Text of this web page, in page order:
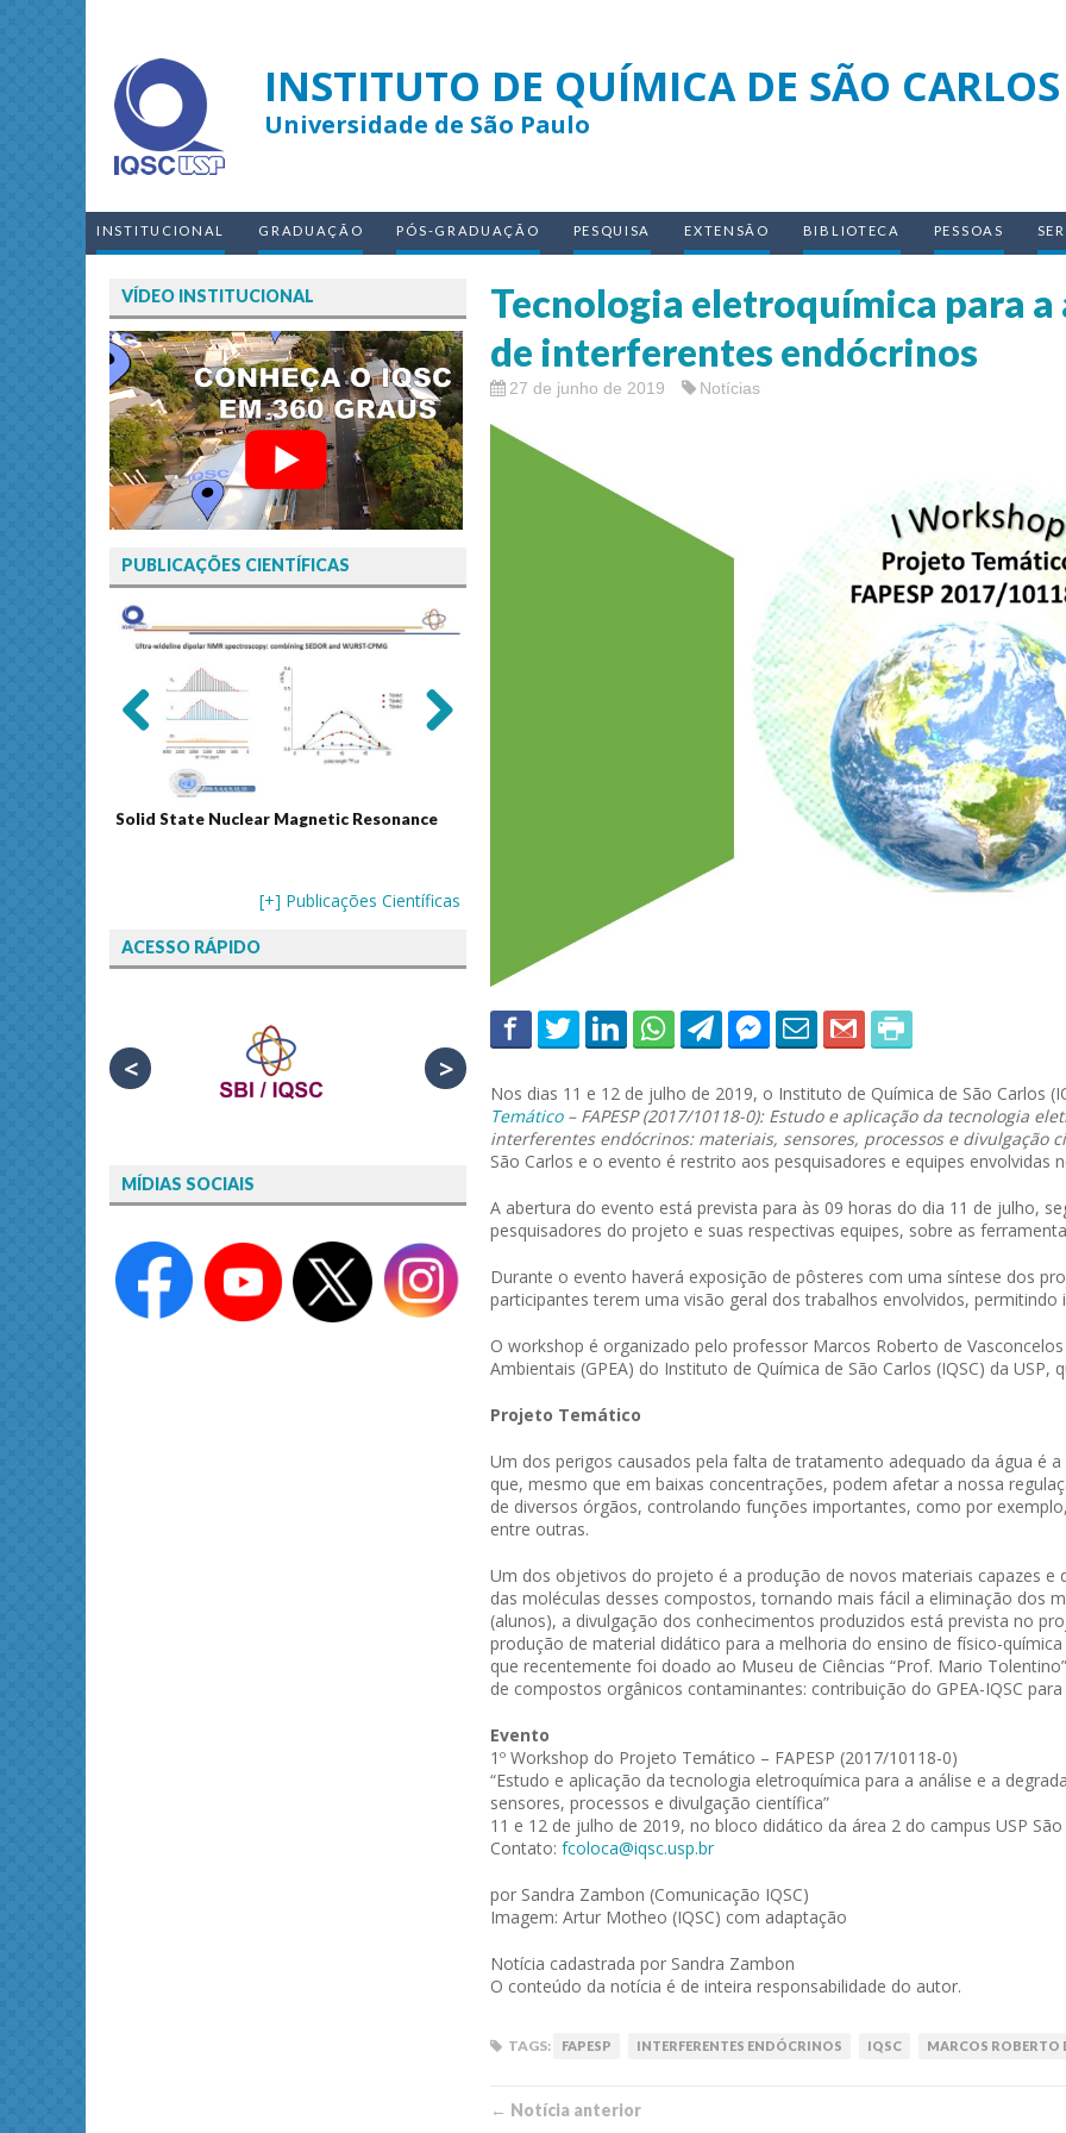
INSTITUTO DE QUÍMICA DE SÃO CARLOS
Universidade de São Paulo
INSTITUCIONAL GRADUAÇÃO PÓS-GRADUAÇÃO PESQUISA EXTENSÃO BIBLIOTECA PESSOAS
Tecnologia eletroquímica para a
de interferentes endócrinos
27 de junho de 2019 Notícias
Nos dias 11 e 12 de julho de 2019, o Instituto de Química de São Carlos
Temático– FAPESP (2017/10118-0): Estudo e aplicação da tecnologia
interferentes endócrinos: materiais, sensores, processos e divulgação
São Carlos e o evento é restrito aos pesquisadores e equipes envolvidas
A abertura do evento está prevista para às 09 horas do dia 11 de julho,
pesquisadores do projeto e suas respectivas equipes, sobre as
Durante o evento haverá exposição de pôsteres com uma síntese dos
participantes terem uma visão geral dos trabalhos envolvidos, permitindo
O workshop é organizado pelo professor Marcos Roberto de
Ambientais (GPEA) do Instituto de Química de São Carlos (IQSC) da
Projeto Temático
Um dos perigos causados pela falta de tratamento adequado da água é
que, mesmo que em baixas concentrações, podem afetar a nossa
de diversos órgãos, controlando funções importantes, como por
entre outras.
Um dos objetivos do projeto é a produção de novos materiais capazes e
das moléculas desses compostos, tornando mais fácil a eliminação dos
(alunos), a divulgação dos conhecimentos produzidos está prevista no
produção de material didático para a melhoria do ensino de físico-
que recentemente foi doado ao Museu de Ciências “Prof. Mario
de compostos orgânicos contaminantes: contribuição do GPEA-IQSC
Evento
1º Workshop do Projeto Temático – FAPESP (2017/10118-0)
“Estudo e aplicação da tecnologia eletroquímica para a análise e a
sensores, processos e divulgação científica”
11 e 12 de julho de 2019, no bloco didático da área 2 do campus USP São
Contato: fcoloca@iqsc.usp.br
por Sandra Zambon (Comunicação IQSC)
Imagem: Artur Motheo (IQSC) com adaptação
Notícia cadastrada por Sandra Zambon
O conteúdo da notícia é de inteira responsabilidade do autor.
TAGS: FAPESP INTERFERENTES ENDÓCRINOS IQSC MARCOS ROBERTO
← Notí­cia anterior
VÍDEO INSTITUCIONAL
PUBLICAÇÕES CIENTÍFICAS
Solid State Nuclear Magnetic Resonance
Sustainable Energy
Assessments
[+] Publicações Científicas
ACESSO RÁPIDO
< >
MÍDIAS SOCIAIS